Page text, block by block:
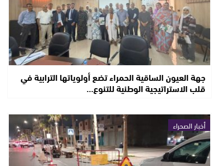
جهة العيون الساقية الحمراء تضع أولوياتها الترابية في
قلب الاستراتيجية الوطنية للتنوع…
أخبار الصحراء